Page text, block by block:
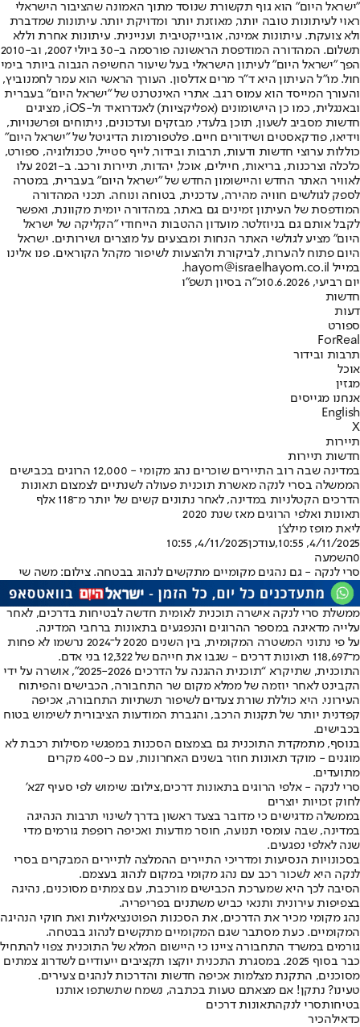
"ישראל היום" הוא גוף תקשורת שנוסד מתוך האמונה שהציבור הישראלי
ראוי לעיתונות טובה יותר, מאוזנת יותר ומדויקת יותר. עיתונות שמדברת
ולא צועקת. עיתונות אמינה, אובייקטיבית ועניינית. עיתונות אחרת וללא
תשלום. המהדורה המודפסת הראשונה פורסמה ב-30 ביולי 2007, וב-2010
הפך "ישראל היום" לעיתון הישראלי בעל שיעור החשיפה הגבוה ביותר בימי
חול. מו"ל העיתון היא ד"ר מרים אדלסון. העורך הראשי הוא עמר לחמנוביץ,
והעורך המייסד הוא עמוס רגב. אתרי האינטרנט של "ישראל היום" בעברית
ובאנגלית, כמו כן היישומונים (אפליקציות) לאנדרואיד ול-iOS, מציגים
חדשות מסביב לשעון, תוכן בלעדי, מבזקים ועדכונים, ניתוחים ופרשנויות,
וידיאו, פודקאסטים ושידורים חיים. פלטפורמות הדיגיטל של "ישראל היום"
כוללות ערוצי חדשות ודעות, תרבות ובידור, לייף סטייל, טכנולוגיה, ספורט,
כלכלה וצרכנות, בריאות, חיילים, אוכל, יהדות, תיירות ורכב. ב-2021 עלו
לאוויר האתר החדש והיישומון החדש של "ישראל היום" בעברית, במטרה
לספק לגולשים חוויה מהירה, עדכנית, בטוחה ונוחה. תכני המהדורה
המודפסת של העיתון זמינים גם באתר, במהדורה יומית מקוונת, ואפשר
לקבל אותם גם בניוזלטר. מועדון ההטבות הייחודי "הקליקה של ישראל
היום" מציע לגולשי האתר הנחות ומבצעים על מוצרים ושירותים. ישראל
היום פתוח להערות, לביקורת ולהצעות לשיפור מקהל הקוראים. פנו אלינו
במייל hayom@israelhayom.co.il.
יום רביעי, 10.6.2026
כ"ה בסיון תשפ"ו
חדשות
דעות
ספורט
ForReal
תרבות ובידור
אוכל
מגזין
אנחנו מגייסים
English
X
תיירות
חדשות תיירות
במדינה שבה רוב התיירים שוכרים נהג מקומי - 12,000 הרוגים בכבישים
הממשלה בסרי לנקה מאשרת תוכנית פעולה לשנתיים לצמצום תאונות
הדרכים הקטלניות במדינה, לאחר נתונים קשים של יותר מ־118 אלף
תאונות ואלפי הרוגים מאז שנת 2020
ליאת מופז מילצ'ן
4/11/2025, 10:55
,עודכן4/11/2025, 10:55
0השמעה
סרי לנקה - גם נהגים מקומיים מתקשים לנהוג בבטחה. צילום: משה שי
ממשלת סרי לנקה אישרה תוכנית לאומית חדשה לבטיחות בדרכים, לאחר
עלייה מדאיגה במספר ההרוגים והנפגעים בתאונות ברחבי המדינה.
על פי נתוני המשטרה המקומית, בין השנים 2020 ל־2024 נרשמו לא פחות
מ־118,697 תאונות דרכים - שגבו את חייהם של 12,322 בני אדם.
התוכנית, שתיקרא “תוכנית ההגנה על הדרכים 2025-2026”, אושרה על ידי
הקבינט לאחר יוזמה של ממלא מקום שר התחבורה, הכבישים והפיתוח
העירוני. היא כוללת שורת צעדים לשיפור תשתיות התחבורה, אכיפה
קפדנית יותר של תקנות הרכב, והגברת המודעות הציבורית לשימוש בטוח
בכבישים.
בנוסף, מתמקדת התוכנית גם בצמצום הסכנות במפגשי מסילות רכבת לא
מוגנים - מוקד תאונות חוזר בשנים האחרונות, עם כ-400 מקרים
מתועדים.
סרי לנקה - אלפי הרוגים בתאונות דרכים,צילום: שימוש לפי סעיף 27א'
לחוק זכויות יוצרים
בממשלה מדגישים כי מדובר בצעד ראשון בדרך לשינוי תרבות הנהיגה
במדינה, שבה עומסי תנועה, חוסר מודעות ואכיפה רופפת גורמים מדי
שנה לאלפי נפגעים.
בסכונויות הנסיעות ומדריכי התיירים ההמלצה לתיירים המבקרים בסרי
לנקה היא לשכור רכב עם נהג מקומי במקום לנהוג בעצמם.
הסיבה לכך היא שמערכת הכבישים מורכבת, עם צמתים מסוכנים, נהיגה
בצפיפות עירונית ותנאי כביש משתנים בפריפריה.
נהג מקומי מכיר את הדרכים, את הסכנות הפוטנציאליות ואת חוקי הנהיגה
המקומיים. כעת מסתבר שגם המקומיים מתקשים לנהוג בבטחה.
גורמים במשרד התחבורה ציינו כי היישום המלא של התוכנית צפוי להתחיל
כבר בסוף 2025. במסגרת התכנית יוקצו תקציבים ייעודיים לשדרוג צמתים
מסוכנים, התקנת מצלמות אכיפה חדשות והדרכות לנהגים צעירים.
טעינו? נתקן! אם מצאתם טעות בכתבה, נשמח שתשתפו אותנו
בטיחותסרי לנקהתאונות דרכים
כדאילהכיר